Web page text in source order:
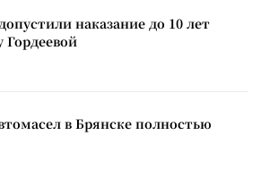
наказание до 10 лет
в Брянске полностью